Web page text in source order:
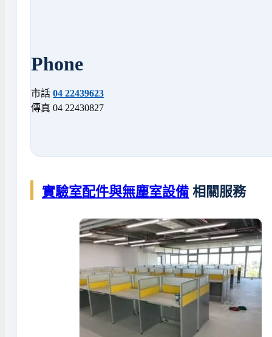
Phone
市話 04 22439623
傳真 04 22430827
實驗室配件與無塵室設備 相關服務